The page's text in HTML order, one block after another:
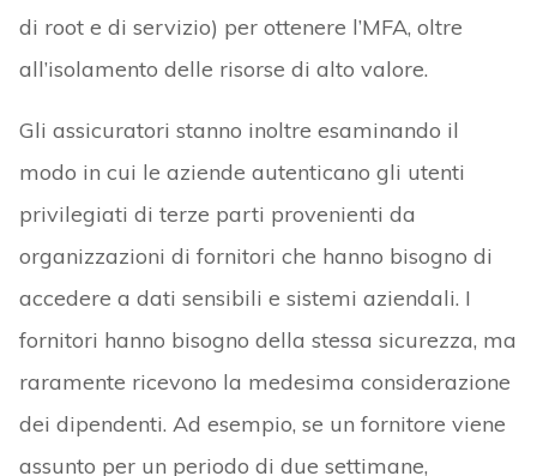
di root e di servizio) per ottenere l’MFA, oltre
all’isolamento delle risorse di alto valore.
Gli assicuratori stanno inoltre esaminando il
modo in cui le aziende autenticano gli utenti
privilegiati di terze parti provenienti da
organizzazioni di fornitori che hanno bisogno di
accedere a dati sensibili e sistemi aziendali. I
fornitori hanno bisogno della stessa sicurezza, ma
raramente ricevono la medesima considerazione
dei dipendenti. Ad esempio, se un fornitore viene
assunto per un periodo di due settimane,